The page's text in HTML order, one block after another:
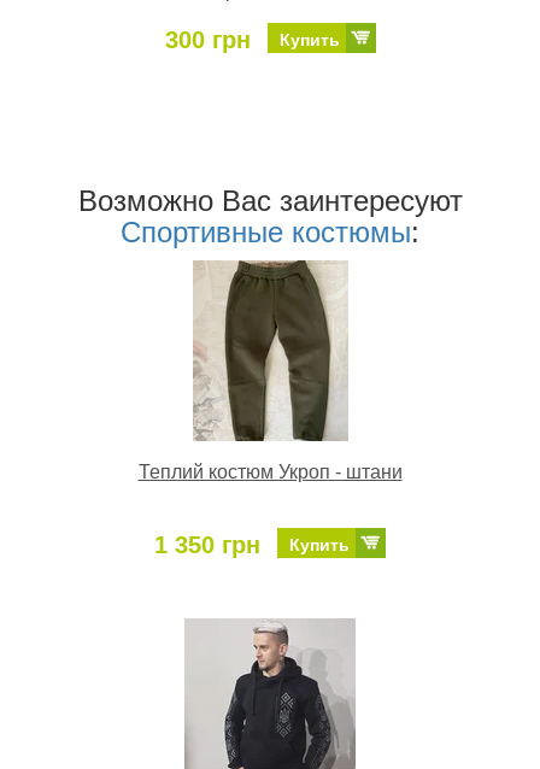
300 грн Купить
Возможно Ваc заинтересуют
Спортивные костюмы:
Теплий костюм Укроп - штани
1 350 грн Купить